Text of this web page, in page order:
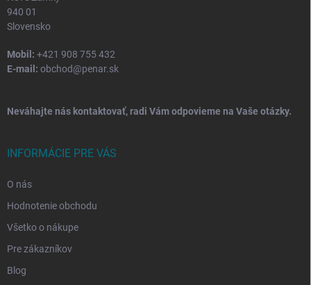
940 01
Slovensko
Mobil: +421 908 755 432
E-mail: obchod@penar.sk
Neváhajte nás kontaktovať, radi Vám odpovieme na Vaše otázky.
INFORMÁCIE PRE VÁS
O nás
Hodnotenie obchodu
Všetko o nákupe
Pre zákazníkov
Blog